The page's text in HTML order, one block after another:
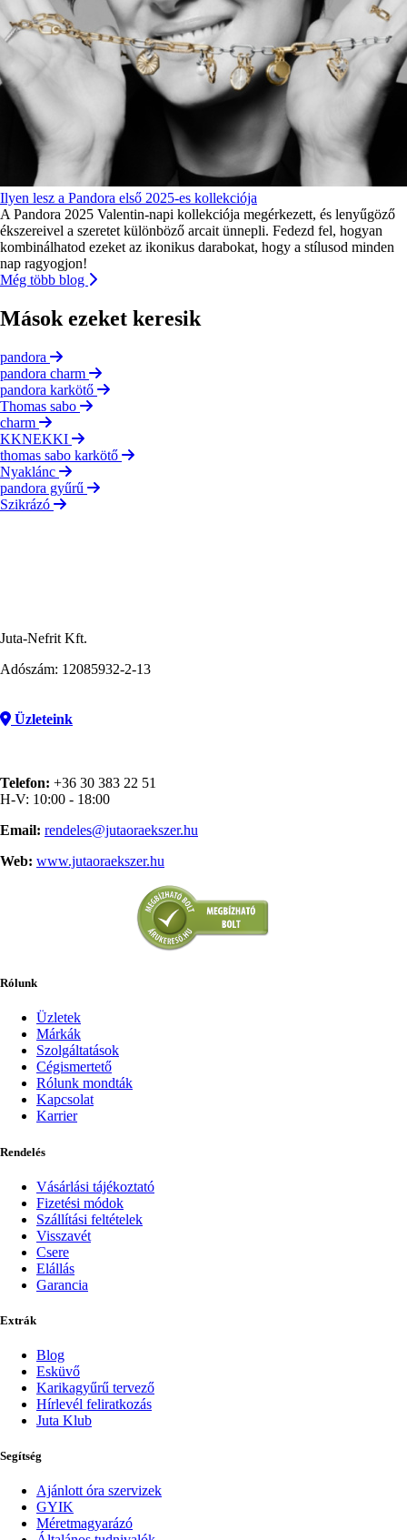
Ilyen lesz a Pandora első 2025-es kollekciója
A Pandora 2025 Valentin-napi kollekciója megérkezett, és lenyűgöző
ékszereivel a szeretet különböző arcait ünnepli. Fedezd fel, hogyan
kombinálhatod ezeket az ikonikus darabokat, hogy a stílusod minden
nap ragyogjon!
Még több blog
Mások ezeket keresik
pandora
pandora charm
pandora karkötő
Thomas sabo
charm
KKNEKKI
thomas sabo karkötő
Nyaklánc
pandora gyűrű
Szikrázó
Juta-Nefrit Kft.
Adószám: 12085932-2-13
Üzleteink
Telefon: +36 30 383 22 51
H-V: 10:00 - 18:00
Email: rendeles@jutaoraekszer.hu
Web: www.jutaoraekszer.hu
Rólunk
Üzletek
Márkák
Szolgáltatások
Cégismertető
Rólunk mondták
Kapcsolat
Karrier
Rendelés
Vásárlási tájékoztató
Fizetési módok
Szállítási feltételek
Visszavét
Csere
Elállás
Garancia
Extrák
Blog
Esküvő
Karikagyűrű tervező
Hírlevél feliratkozás
Juta Klub
Segítség
Ajánlott óra szervizek
GYIK
Méretmagyarázó